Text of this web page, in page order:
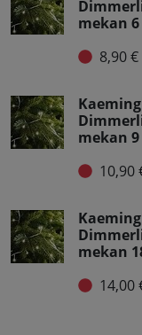
Dimmerli
mekan
8,90
Dimmerli
mekan
10,90
Dimmerli
mekan
14,00